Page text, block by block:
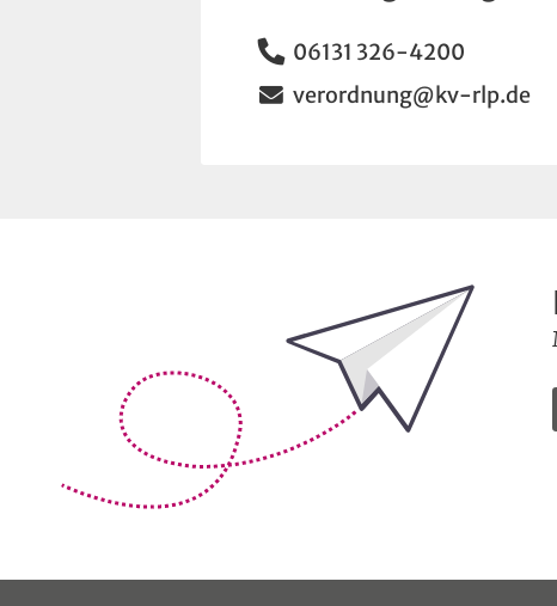
Telefon
06131 326-4200
Email
verordnung@kv-rlp.de
Bleiben Sie auf dem Laufenden